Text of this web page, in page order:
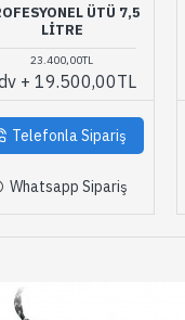
ÜTÜ 7,5
LITRE
23.400,00TL
+ 19.500,00TL
Telefonla Sipariş
Whatsapp Sipariş